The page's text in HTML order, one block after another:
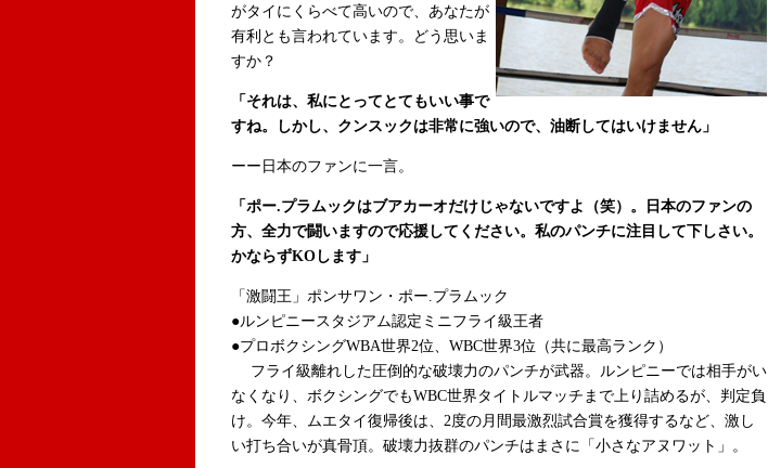
がタイにくらべて高いので、あなたが
有利とも言われています。どう思いま
すか？
「それは、私にとってとてもいい事で
すね。しかし、クンスックは非常に強いので、油断してはいけません」
ーー日本のファンに一言。
「ポー.プラムックはブアカーオだけじゃないですよ（笑）。日本のファンの
方、全力で闘いますので応援してください。私のパンチに注目して下しさい。
かならずKOします」
「激闘王」ポンサワン・ポー.プラムック
●ルンピニースタジアム認定ミニフライ級王者
●プロボクシングWBA世界2位、WBC世界3位（共に最高ランク）
フライ級離れした圧倒的な破壊力のパンチが武器。ルンピニーでは相手がい
なくなり、ボクシングでもWBC世界タイトルマッチまで上り詰めるが、判定負
け。今年、ムエタイ復帰後は、2度の月間最激烈試合賞を獲得するなど、激し
い打ち合いが真骨頂。破壊力抜群のパンチはまさに「小さなアヌワット」。